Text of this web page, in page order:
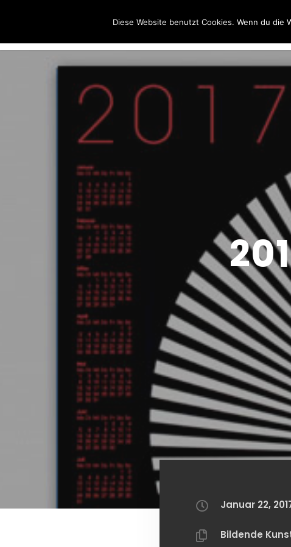
Januar 22,
Bildende
Diese Website benutzt Cookies. Wenn du